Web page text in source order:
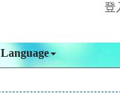
登
Language